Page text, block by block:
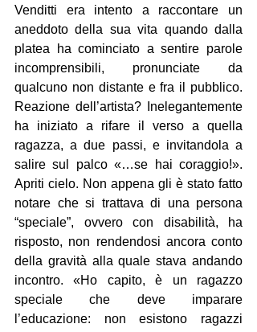
Venditti era intento a raccontare un
aneddoto della sua vita quando dalla
platea ha cominciato a sentire parole
incomprensibili, pronunciate da
qualcuno non distante e fra il pubblico.
Reazione dell’artista? Inelegantemente
ha iniziato a rifare il verso a quella
ragazza, a due passi, e invitandola a
salire sul palco «…se hai coraggio!».
Apriti cielo. Non appena gli è stato fatto
notare che si trattava di una persona
“speciale”, ovvero con disabilità, ha
risposto, non rendendosi ancora conto
della gravità alla quale stava andando
incontro. «Ho capito, è un ragazzo
speciale che deve imparare
l’educazione: non esistono ragazzi